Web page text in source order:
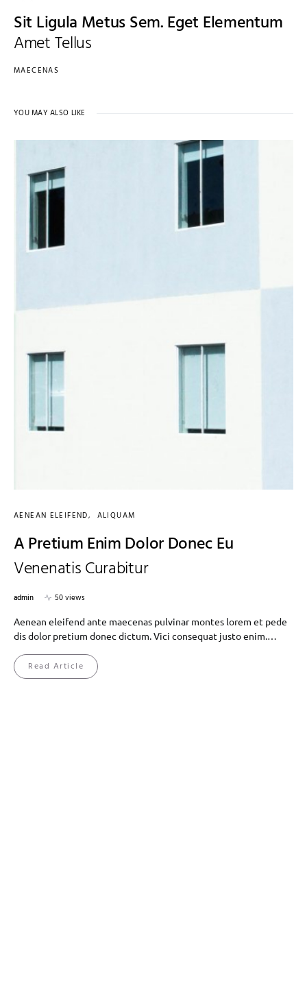
Sit Ligula Metus Sem. Eget Elementum
Amet Tellus
MAECENAS
YOU MAY ALSO LIKE
AENEAN ELEIFEND ALIQUAM
A Pretium Enim Dolor Donec Eu
Venenatis Curabitur
admin
50 views
Aenean eleifend ante maecenas pulvinar montes lorem et pede
dis dolor pretium donec dictum. Vici consequat justo enim.…
Read Article